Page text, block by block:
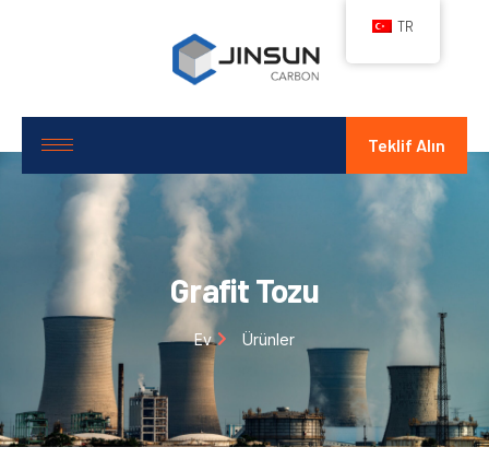
Teklif Alın
Grafit Tozu
Ev Ürünler
TR